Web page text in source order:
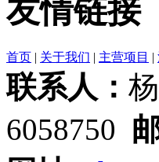
友情链接
首页 | 关于我们 | 主营项目 |
联系人：
6058750